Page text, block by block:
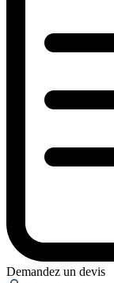
Demandez un devis